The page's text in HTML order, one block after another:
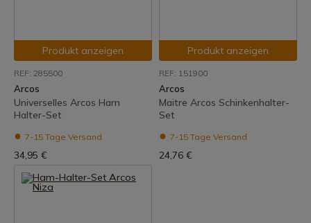
Produkt anzeigen
REF: 285500
Arcos
Universelles Arcos Ham
Halter-Set
7-15 Tage Versand
34,95 €
Produkt anzeigen
REF: 151900
Arcos
Maitre Arcos Schinkenhalter-
Set
7-15 Tage Versand
24,76 €